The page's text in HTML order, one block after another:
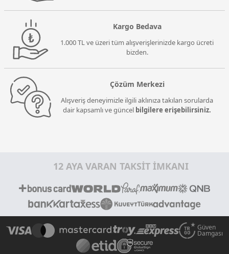
Kargo Bedava
1.000 TL ve üzeri tüm alışverişlerinizde kargo ücreti
bizden.
Çözüm Merkezi
Alışveriş deneyimizle ilgili aklınıza takılan sorularda
dair kapsamlı ve güncel bilgilere erişebilirsiniz.
12 AYA VARAN TAKSİT İMKANI
Güven
Damgası